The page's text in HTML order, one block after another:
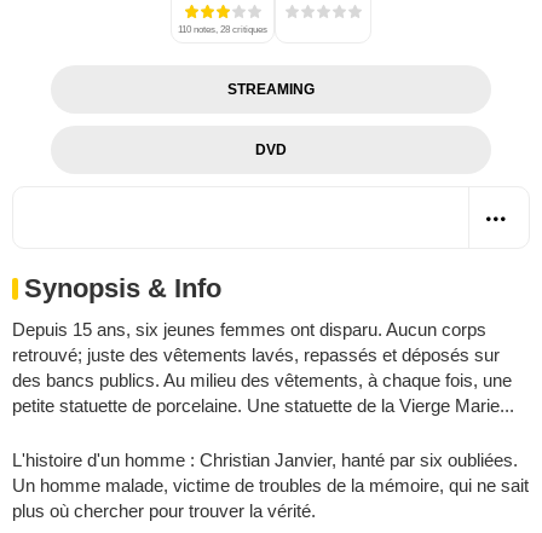
110 notes, 28 critiques
STREAMING
DVD
Synopsis & Info
Depuis 15 ans, six jeunes femmes ont disparu. Aucun corps
retrouvé; juste des vêtements lavés, repassés et déposés sur
des bancs publics. Au milieu des vêtements, à chaque fois, une
petite statuette de porcelaine. Une statuette de la Vierge Marie...
L'histoire d'un homme : Christian Janvier, hanté par six oubliées.
Un homme malade, victime de troubles de la mémoire, qui ne sait
plus où chercher pour trouver la vérité.